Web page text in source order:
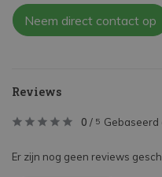
Neem direct contact op
Reviews
0 / 5 Gebaseerd
Er zijn nog geen reviews